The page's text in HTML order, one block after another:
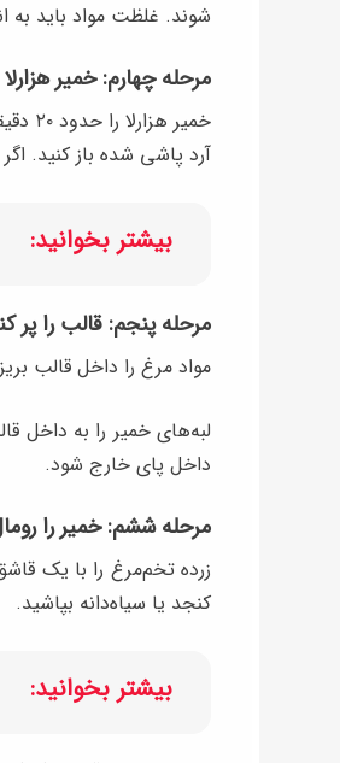
شوند. غلظت مواد باید به
مرحله چهارم: خمیر هزارلا
آرد پاشی شده باز کنید.
بیشتر بخوانید:
مرحله پنجم: قالب را پر
مواد مرغ را داخل قالب
لبه‌های خمیر را به داخل
داخل پای خارج شود.
مرحله ششم: خمیر را
زرده تخم‌مرغ را با یک
کنجد یا سیاه‌دانه بپاشید.
بیشتر بخوانید: